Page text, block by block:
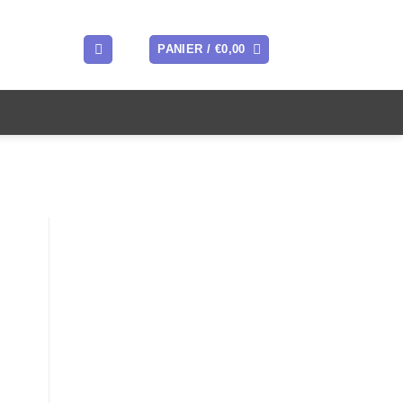
PANIER / €0,00